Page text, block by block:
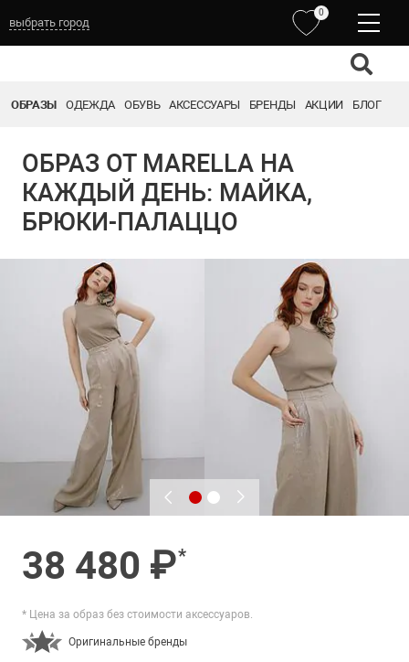
выбрать город
0
ОБРАЗЫ ОДЕЖДА ОБУВЬ АКСЕССУАРЫ БРЕНДЫ АКЦИИ БЛОГ
ОБРАЗ ОТ MARELLA НА
КАЖДЫЙ ДЕНЬ: МАЙКА,
БРЮКИ-ПАЛАЦЦО
38 480 ₽*
* Цена за образ без стоимости аксессуаров.
Оригинальные бренды